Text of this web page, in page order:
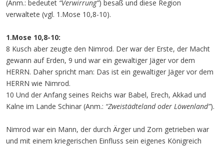
(Anm.: bedeutet “Verwirrung”) besaß und diese Region
verwaltete (vgl. 1.Mose 10,8-10).
1.Mose 10,8-10:
8 Kusch aber zeugte den Nimrod. Der war der Erste, der Macht
gewann auf Erden, 9 und war ein gewaltiger Jäger vor dem
HERRN. Daher spricht man: Das ist ein gewaltiger Jäger vor dem
HERRN wie Nimrod.
10 Und der Anfang seines Reichs war Babel, Erech, Akkad und
Kalne im Lande Schinar (Anm.: “Zweistädteland oder Löwenland”).
Nimrod war ein Mann, der durch Ärger und Zorn getrieben war
und mit einem kriegerischen Einfluss sein eigenes Königreich